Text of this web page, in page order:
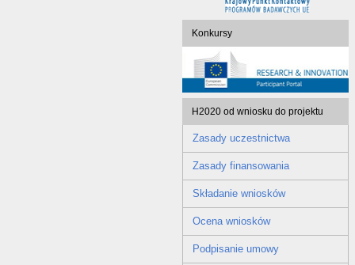
Konkursy
H2020 od wniosku do projektu
Zasady uczestnictwa
Zasady finansowania
Składanie wniosków
Ocena wniosków
Podpisanie umowy